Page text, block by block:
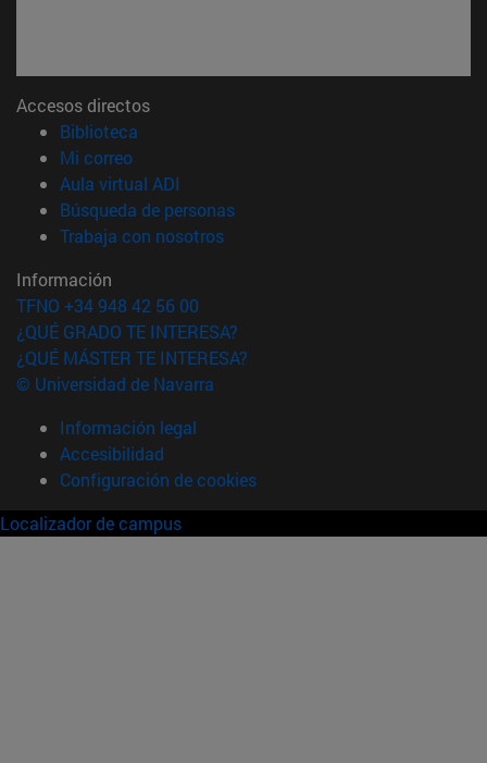
Accesos directos
Biblioteca
Mi correo(abre en nueva ventana)
Aula virtual ADI
Búsqueda de personas(abre en nueva ventana)
Trabaja con nosotros(abre en nueva ventana)
Información
TFNO +34 948 42 56 00
¿QUÉ GRADO TE INTERESA?
¿QUÉ MÁSTER TE INTERESA?
© Universidad de Navarra
Información legal
Accesibilidad
Configuración de cookies
Localizador de campus